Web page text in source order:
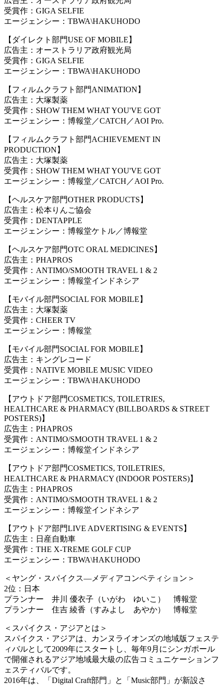
受賞作：GIGA SELFIE
エージェンシー：TBWA\HAKUHODO
【ダイレクト部門USE OF MOBILE】
広告主：オーストラリア政府観光局
受賞作：GIGA SELFIE
エージェンシー：TBWA\HAKUHODO
【フィルムクラフト部門ANIMATION】
広告主：大塚製薬
受賞作：SHOW THEM WHAT YOU'VE GOT
エージェンシー：博報堂／CATCH／AOI Pro.
【フィルムクラフト部門ACHIEVEMENT IN
PRODUCTION】
広告主：大塚製薬
受賞作：SHOW THEM WHAT YOU'VE GOT
エージェンシー：博報堂／CATCH／AOI Pro.
【ヘルスケア部門OTHER PRODUCTS】
広告主：松本りんご協会
受賞作：DENTAPPLE
エージェンシー：博報堂ケトル／博報堂
【ヘルスケア部門OTC ORAL MEDICINES】
広告主：PHAPROS
受賞作：ANTIMO/SMOOTH TRAVEL 1 & 2
エージェンシー：博報堂インドネシア
【モバイル部門SOCIAL FOR MOBILE】
広告主：大塚製薬
受賞作：CHEER TV
エージェンシー：博報堂
【モバイル部門SOCIAL FOR MOBILE】
広告主：キングレコード
受賞作：NATIVE MOBILE MUSIC VIDEO
エージェンシー：TBWA\HAKUHODO
【アウトドア部門COSMETICS, TOILETRIES,
HEALTHCARE & PHARMACY (BILLBOARDS & STREET
POSTERS)】
広告主：PHAPROS
受賞作：ANTIMO/SMOOTH TRAVEL 1 & 2
エージェンシー：博報堂インドネシア
【アウトドア部門COSMETICS, TOILETRIES,
HEALTHCARE & PHARMACY (INDOOR POSTERS)】
広告主：PHAPROS
受賞作：ANTIMO/SMOOTH TRAVEL 1 & 2
エージェンシー：博報堂インドネシア
【アウトドア部門LIVE ADVERTISING & EVENTS】
広告主：日産自動車
受賞作：THE X-TREME GOLF CUP
エージェンシー：TBWA\HAKUHODO
＜ヤング・スパイクス―メディアコンペティション＞
2位：日本
プランナー 井川 優衣子（いがわ ゆいこ） 博報堂
プランナー 住吉 綾香（すみよし あやか） 博報堂
＜スパイクス・アジアとは＞
スパイクス・アジアは、カンヌライオンズの地域版フェステ
ィバルとして2009年にスタートし、毎年9月にシンガポール
で開催されるアジア地域最大級の広告コミュニケーションフ
ェスティバルです。
2016年は、「Digital Craft部門」と「Music部門」が新設さ